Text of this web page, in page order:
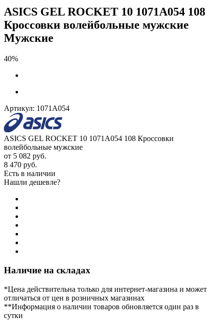
ASICS GEL ROCKET 10 1071A054 108
Кроссовки волейбольные мужские
Мужские
40%
Артикул: 1071A054
ASICS GEL ROCKET 10 1071A054 108 Кроссовки
волейбольные мужские
от 5 082 руб.
8 470 руб.
Есть в наличии
Нашли дешевле?
Наличие на складах
*Цена действительна только для интернет-магазина и может
отличаться от цен в розничных магазинах
**Информация о наличии товаров обновляется один раз в
сутки